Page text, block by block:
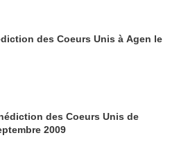
des Coeurs Unis à Agen le
des Coeurs Unis de
2009